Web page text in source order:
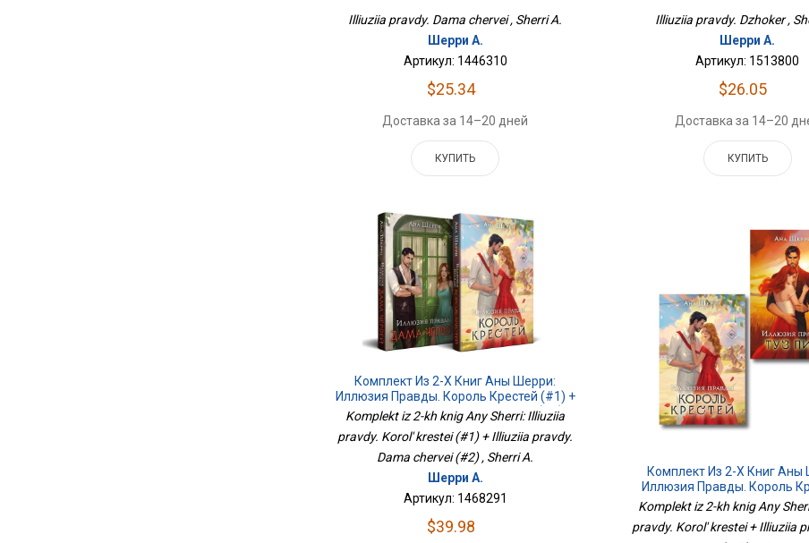
Illiuziia pravdy. Dama chervei , Sherri A.
Шерри А.
Артикул: 1446310
$25.34
Доставка за 14–20 дней
КУПИТЬ
Illiuziia pravdy. Dzhoker ,
Шерри А.
Артикул: 1513800
$26.05
Доставка за 14–20
КУПИТЬ
Комплект Из 2-Х Книг Аны Шерри:
Иллюзия Правды. Король Крестей (#1) +
Иллюзия Правды. Дама Червей (#2)
Komplekt iz 2-kh knig Any Sherri: Illiuziia
pravdy. Korol' krestei (#1) + Illiuziia pravdy.
Dama chervei (#2) , Sherri A.
Шерри А.
Артикул: 1468291
$39.98
Комплект Из 2-Х Книг Аны
Иллюзия Правды. Король
Иллюзия Правды. Туз
Komplekt iz 2-kh knig Any
pravdy. Korol' krestei + Illiuziia